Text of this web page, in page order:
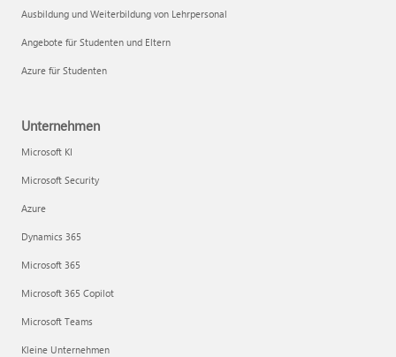
Ausbildung und Weiterbildung von Lehrpersonal
Angebote für Studenten und Eltern
Azure für Studenten
Unternehmen
Microsoft KI
Microsoft Security
Azure
Dynamics 365
Microsoft 365
Microsoft 365 Copilot
Microsoft Teams
Kleine Unternehmen